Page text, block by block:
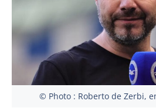
© Photo : Roberto de Zerbi,